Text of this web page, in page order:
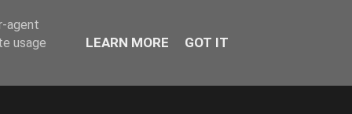
agent
usage
LEARN MORE GOT IT